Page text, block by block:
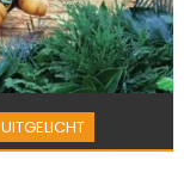
UITGELICHT